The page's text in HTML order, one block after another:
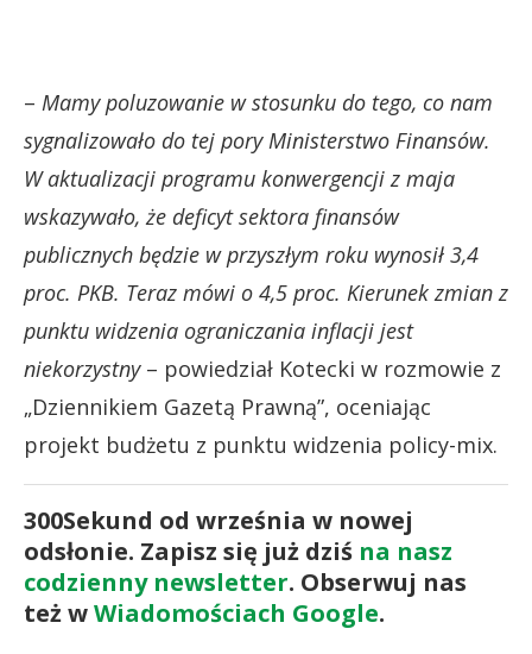
– Mamy poluzowanie w stosunku do tego, co nam
sygnalizowało do tej pory Ministerstwo Finansów.
W aktualizacji programu konwergencji z maja
wskazywało, że deficyt sektora finansów
publicznych będzie w przyszłym roku wynosił 3,4
proc. PKB. Teraz mówi o 4,5 proc. Kierunek zmian z
punktu widzenia ograniczania inflacji jest
niekorzystny– powiedział Kotecki w rozmowie z
„Dziennikiem Gazetą Prawną”, oceniając
projekt budżetu z punktu widzenia policy-mix.
300Sekund od września w nowej
odsłonie. Zapisz się już dziś na nasz
codzienny newsletter. Obserwuj nas
też wWiadomościach Google.